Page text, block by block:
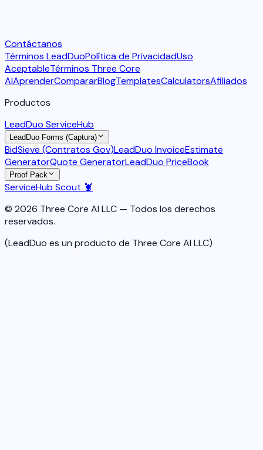
Contáctanos
Términos LeadDuoPolítica de PrivacidadUso
AceptableTérminos Three Core
AIAprenderCompararBlogTemplatesCalculatorsAfiliados
Productos
LeadDuo ServiceHub
LeadDuo Forms (Captura)
BidSieve (Contratos Gov)LeadDuo InvoiceEstimate
GeneratorQuote GeneratorLeadDuo PriceBook
Proof Pack
ServiceHub Scout 🦞
© 2026 Three Core AI LLC — Todos los derechos
reservados.
(LeadDuo es un producto de Three Core AI LLC)